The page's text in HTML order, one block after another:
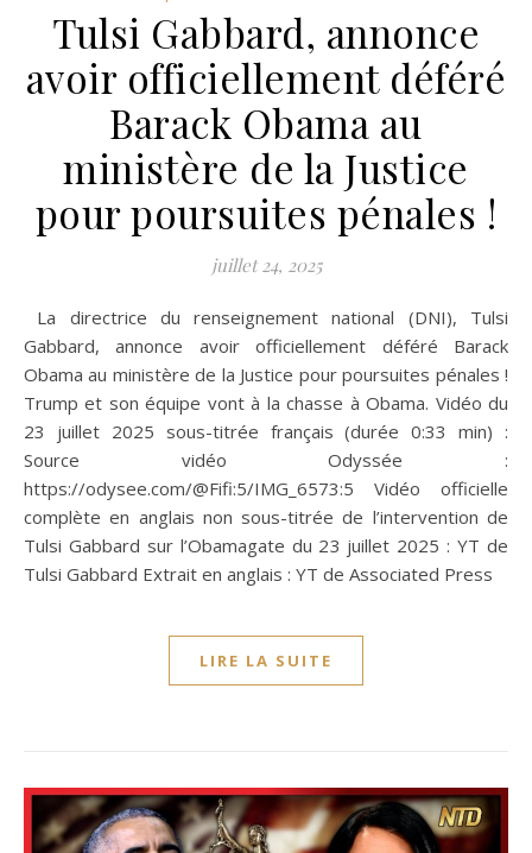
Tulsi Gabbard, annonce
avoir officiellement déféré
Barack Obama au
ministère de la Justice
pour poursuites pénales !
juillet 24, 2025
La directrice du renseignement national (DNI), Tulsi
Gabbard, annonce avoir officiellement déféré Barack
Obama au ministère de la Justice pour poursuites pénales !
Trump et son équipe vont à la chasse à Obama. Vidéo du
23 juillet 2025 sous-titrée français (durée 0:33 min) :
Source vidéo Odyssée :
https://odysee.com/@Fifi:5/IMG_6573:5 Vidéo officielle
complète en anglais non sous-titrée de l’intervention de
Tulsi Gabbard sur l’Obamagate du 23 juillet 2025 : YT de
Tulsi Gabbard Extrait en anglais : YT de Associated Press
LIRE LA SUITE